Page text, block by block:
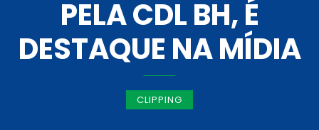
PELA CDL BH, É
DESTAQUE NA MÍDIA
CLIPPING